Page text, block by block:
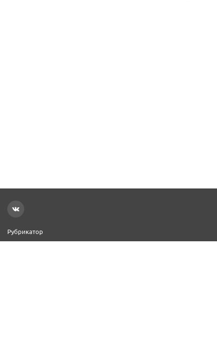
Рубрикатор